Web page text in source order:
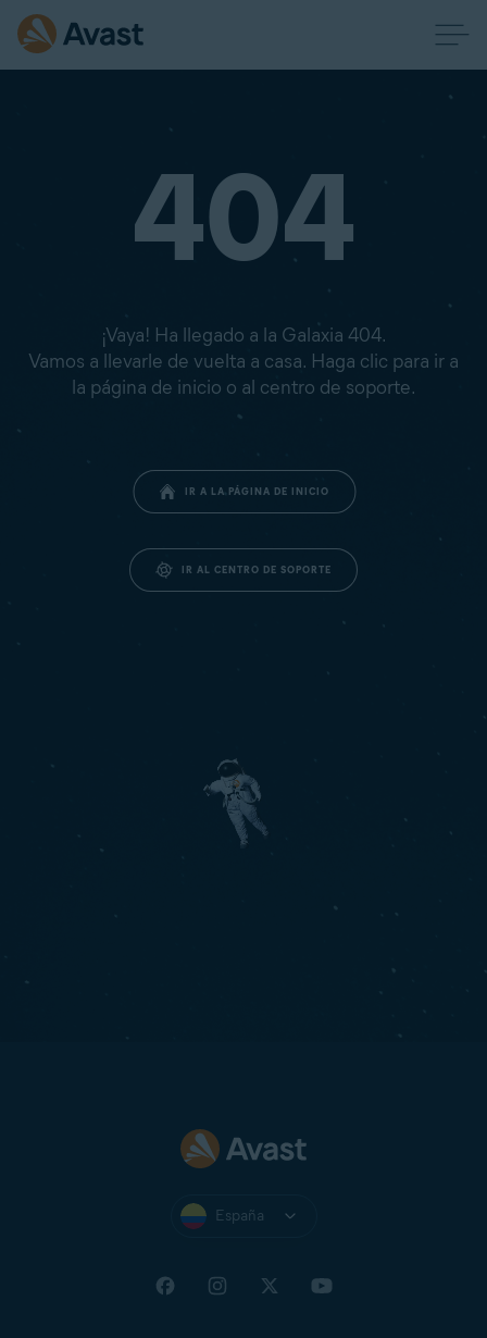
404
¡Vaya! Ha llegado a la Galaxia 404.
Vamos a llevarle de vuelta a casa. Haga clic para ir a
la página de inicio o al centro de soporte.
IR A LA PÁGINA DE INICIO
IR AL CENTRO DE SOPORTE
España